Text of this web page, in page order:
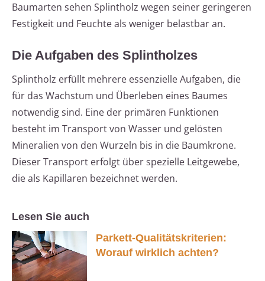
Baumarten sehen Splintholz wegen seiner geringeren
Festigkeit und Feuchte als weniger belastbar an.
Die Aufgaben des Splintholzes
Splintholz erfüllt mehrere essenzielle Aufgaben, die
für das Wachstum und Überleben eines Baumes
notwendig sind. Eine der primären Funktionen
besteht im Transport von Wasser und gelösten
Mineralien von den Wurzeln bis in die Baumkrone.
Dieser Transport erfolgt über spezielle Leitgewebe,
die als Kapillaren bezeichnet werden.
Lesen Sie auch
Parkett-Qualitätskriterien:
Worauf wirklich achten?